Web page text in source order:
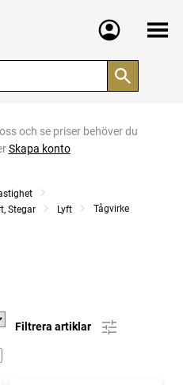
Meny
och se priser behöver du
Skapa konto
Stegar
Lyft Tågvirke
Filtrera artiklar